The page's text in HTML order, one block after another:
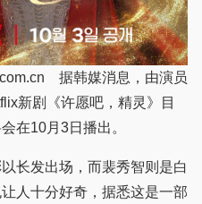
据韩媒消息，由演员
新剧《许愿吧，精灵》目
在10月3日播出。
发出场，而裴秀智则是白
人十分好奇，据悉这是一部